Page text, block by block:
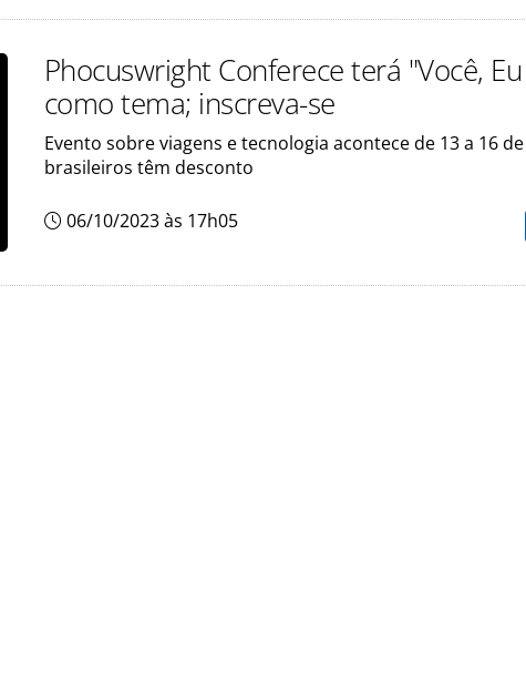
Phocuswright Conferece terá "Você,
como tema; inscreva-se
Evento sobre viagens e tecnologia acontece de 13 a 16
brasileiros têm desconto
06/10/2023 às 17h05